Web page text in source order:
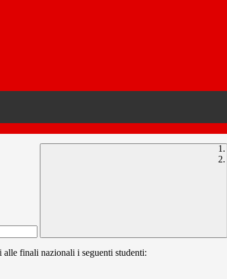
finali nazionali i seguenti studenti: